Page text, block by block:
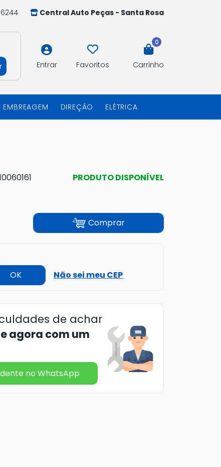
Central Auto Peças - Santa Rosa
Entrar Favoritos
0
Carrinho
EMBREAGEM DIREÇÃO ELÉTRICA
PRODUTO DISPONÍVEL
Comprar
OK Não sei meu CEP
de achar
agora com um
no WhatsApp